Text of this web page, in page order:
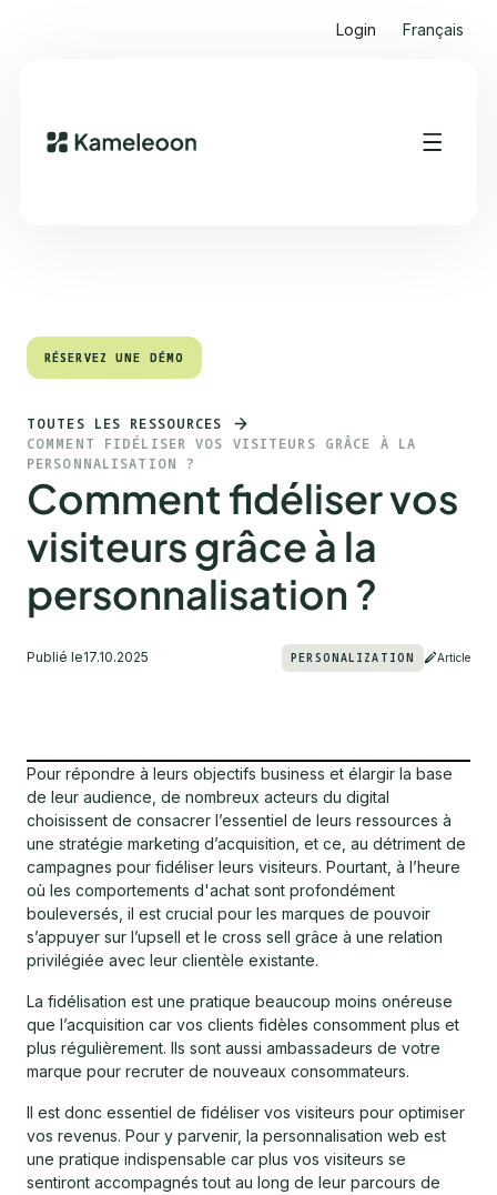
Login Français
Sommaire
RÉSERVEZ UNE DÉMO
RÉSERVEZ UNE DÉMO
TOUTES LES RESSOURCES
COMMENT FIDÉLISER VOS VISITEURS GRÂCE À LA
PERSONNALISATION ?
Comment fidéliser vos
visiteurs grâce à la
personnalisation ?
Publié le17.10.2025 PERSONALIZATION Article
Pour répondre à leurs objectifs business et élargir la base
de leur audience, de nombreux acteurs du digital
choisissent de consacrer l’essentiel de leurs ressources à
une stratégie marketing d’acquisition, et ce, au détriment de
campagnes pour fidéliser leurs visiteurs. Pourtant, à l’heure
où les comportements d'achat sont profondément
bouleversés, il est crucial pour les marques de pouvoir
s’appuyer sur l’upsell et le cross sell grâce à une relation
privilégiée avec leur clientèle existante.
La fidélisation est une pratique beaucoup moins onéreuse
que l’acquisition car vos clients fidèles consomment plus et
plus régulièrement. Ils sont aussi ambassadeurs de votre
marque pour recruter de nouveaux consommateurs.
Il est donc essentiel de fidéliser vos visiteurs pour optimiser
vos revenus. Pour y parvenir, la personnalisation web est
une pratique indispensable car plus vos visiteurs se
sentiront accompagnés tout au long de leur parcours de